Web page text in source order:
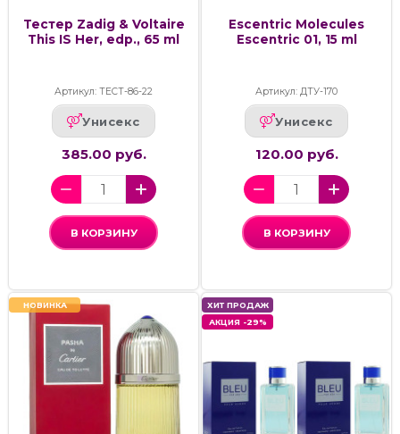
Тестер Zadig & Voltaire
This IS Her, edp., 65 ml
Артикул: ТЕСТ-86-22
Унисекс
385.00 руб.
В КОРЗИНУ
Escentric Molecules
Escentric 01, 15 ml
Артикул: ДТУ-170
Унисекс
120.00 руб.
В КОРЗИНУ
НОВИНКА
ХИТ ПРОДАЖ
АКЦИЯ -29%